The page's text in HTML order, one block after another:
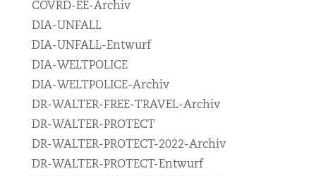
COVRD-EE-Archiv
DIA-UNFALL
DIA-UNFALL-Entwurf
DIA-WELTPOLICE
DIA-WELTPOLICE-Archiv
DR-WALTER-FREE-TRAVEL-Archiv
DR-WALTER-PROTECT
DR-WALTER-PROTECT-2022-Archiv
DR-WALTER-PROTECT-Entwurf